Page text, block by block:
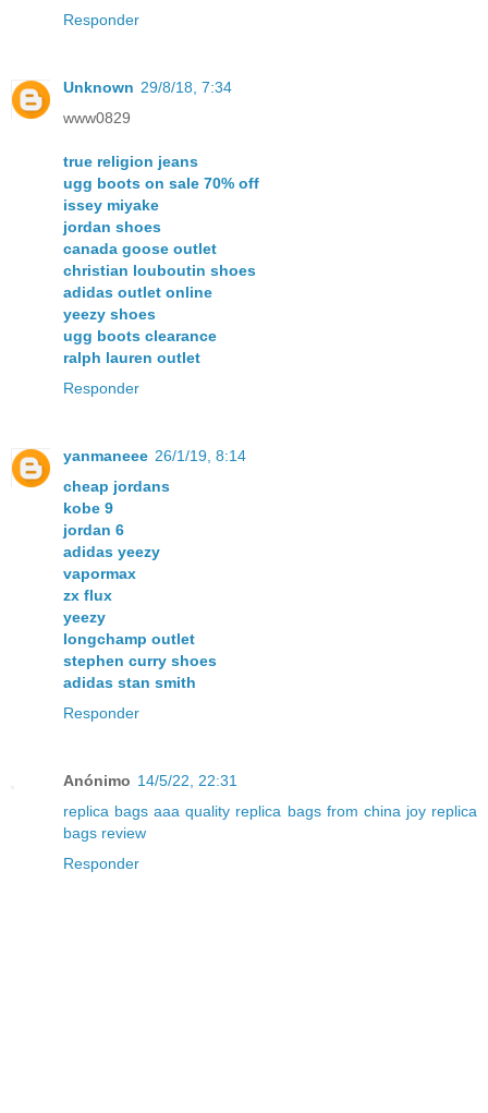
Responder
Unknown 29/8/18, 7:34
www0829
true religion jeans
ugg boots on sale 70% off
issey miyake
jordan shoes
canada goose outlet
christian louboutin shoes
adidas outlet online
yeezy shoes
ugg boots clearance
ralph lauren outlet
Responder
yanmaneee 26/1/19, 8:14
cheap jordans
kobe 9
jordan 6
adidas yeezy
vapormax
zx flux
yeezy
longchamp outlet
stephen curry shoes
adidas stan smith
Responder
Anónimo 14/5/22, 22:31
replica bags aaa quality replica bags from china joy replica
bags review
Responder